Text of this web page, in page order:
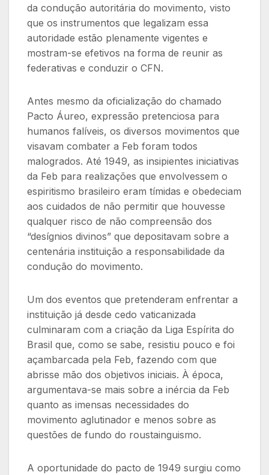
da condução autoritária do movimento, visto
que os instrumentos que legalizam essa
autoridade estão plenamente vigentes e
mostram-se efetivos na forma de reunir as
federativas e conduzir o CFN.
Antes mesmo da oficialização do chamado
Pacto Áureo, expressão pretenciosa para
humanos falíveis, os diversos movimentos que
visavam combater a Feb foram todos
malogrados. Até 1949, as insipientes iniciativas
da Feb para realizações que envolvessem o
espiritismo brasileiro eram tímidas e obedeciam
aos cuidados de não permitir que houvesse
qualquer risco de não compreensão dos
“desígnios divinos” que depositavam sobre a
centenária instituição a responsabilidade da
condução do movimento.
Um dos eventos que pretenderam enfrentar a
instituição já desde cedo vaticanizada
culminaram com a criação da Liga Espírita do
Brasil que, como se sabe, resistiu pouco e foi
açambarcada pela Feb, fazendo com que
abrisse mão dos objetivos iniciais. À época,
argumentava-se mais sobre a inércia da Feb
quanto as imensas necessidades do
movimento aglutinador e menos sobre as
questões de fundo do roustainguismo.
A oportunidade do pacto de 1949 surgiu como